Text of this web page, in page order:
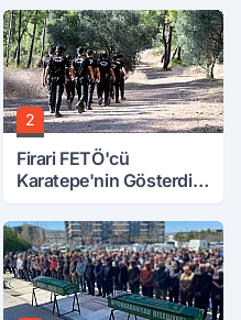
2
Firari FETÖ'cü
Karatepe'nin Gösterdiği
Aranıyor